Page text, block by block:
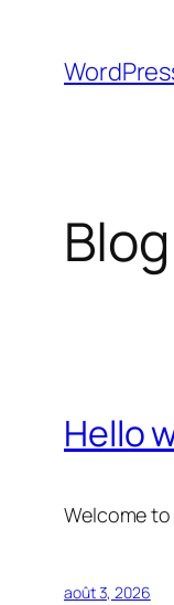
contenu
Blog
Hello
Welcome
août 3, 2026